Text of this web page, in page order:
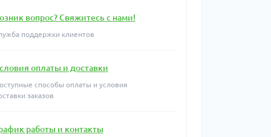
вопрос? Свяжитесь с нами!
поддержки клиентов
оплаты и доставки
способы оплаты и условия
заказов
работы и контакты